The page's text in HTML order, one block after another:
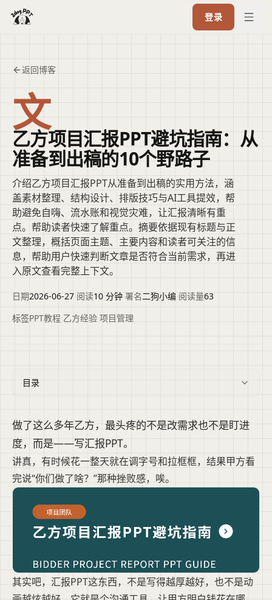
登录
返回博客
文
乙方项目汇报PPT避坑指南：从
准备到出稿的10个野路子
介绍乙方项目汇报PPT从准备到出稿的实用方法，涵
盖素材整理、结构设计、排版技巧与AI工具提效，帮
助避免自嗨、流水账和视觉灾难，让汇报清晰有重
点。帮助读者快速了解重点。摘要依据现有标题与正
文整理，概括页面主题、主要内容和读者可关注的信
息，帮助用户快速判断文章是否符合当前需求，再进
入原文查看完整上下文。
日期2026-06-27 阅读10 分钟 署名二狗小编 阅读量63
标签PPT教程 乙方经验 项目管理
目录
做了这么多年乙方，最头疼的不是改需求也不是盯进
度，而是——写汇报PPT。
讲真，有时候花一整天就在调字号和拉框框，结果甲方看
完说“你们做了啥？”那种挫败感，唉。
其实吧，汇报PPT这东西，不是写得越厚越好，也不是动